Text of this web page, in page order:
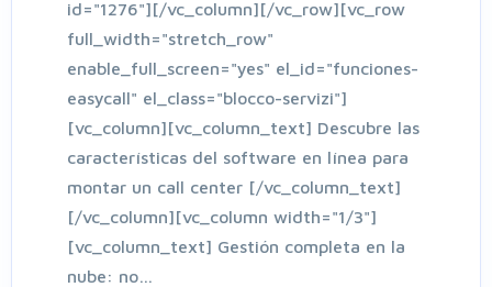
id="1276"][/vc_column][/vc_row][vc_row
full_width="stretch_row"
enable_full_screen="yes" el_id="funciones-
easycall" el_class="blocco-servizi"]
[vc_column][vc_column_text] Descubre las
características del software en línea para
montar un call center [/vc_column_text]
[/vc_column][vc_column width="1/3"]
[vc_column_text] Gestión completa en la
nube: no…